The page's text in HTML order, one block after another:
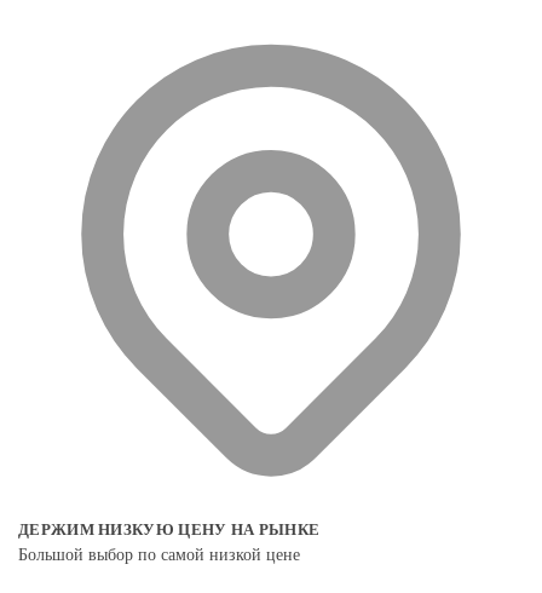
ДЕРЖИМ НИЗКУЮ ЦЕНУ НА РЫНКЕ
Большой выбор по самой низкой цене